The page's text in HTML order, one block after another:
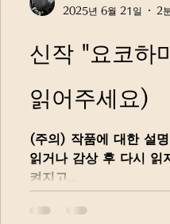
신작 "요코하
읽어주세요)
(주의) 작품에 대한 설
읽거나 감상 후 다시 읽
켜지고...
2025년 6월 21일 2